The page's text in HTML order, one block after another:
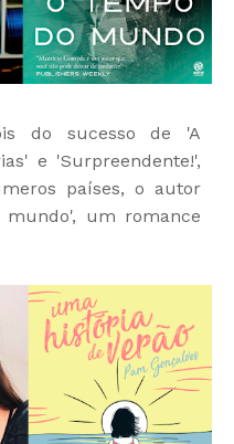
do sucesso de 'A
e 'Surpreendente!',
países, o autor
um romance